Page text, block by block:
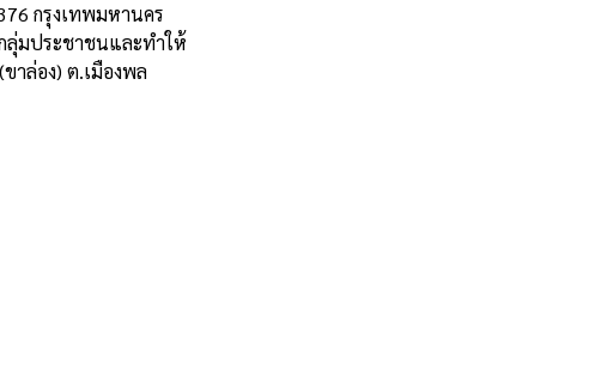
กรุงเทพมหานคร
ลุ่มประชาชนและทำให้
(ขาล่อง) ต.เมืองพล